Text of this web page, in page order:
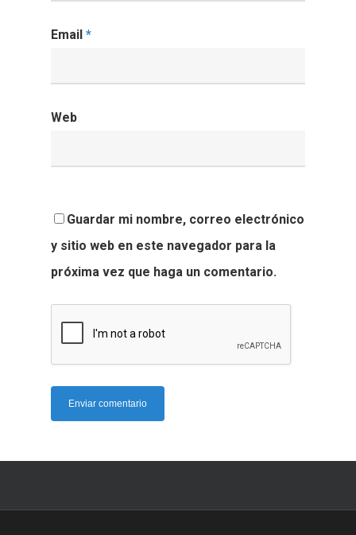
Email *
Web
Guardar mi nombre, correo electrónico
y sitio web en este navegador para la
próxima vez que haga un comentario.